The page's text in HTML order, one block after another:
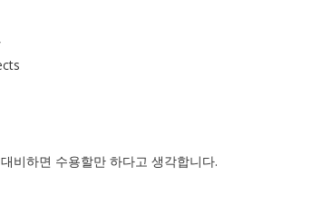
비하면 수용할만 하다고 생각합니다.